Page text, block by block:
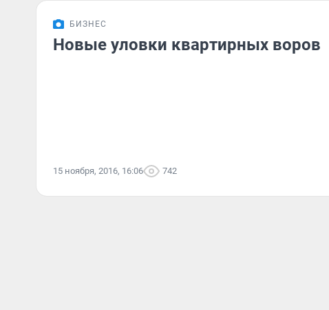
БИЗНЕС
Новые уловки квартирных воров
15 ноября, 2016, 16:06 742